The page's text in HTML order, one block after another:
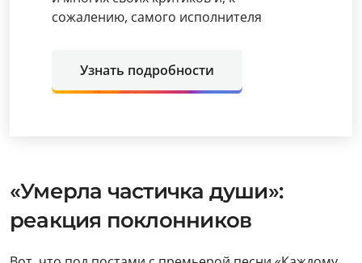
сожалению, самого исполнителя
Узнать подробности
«Умерла частичка души»:
реакция поклонников